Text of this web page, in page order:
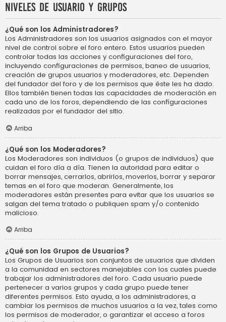
Niveles de usuario y grupos
¿Qué son los Administradores?
Los Administradores son los usuarios asignados con el mayor
nivel de control sobre el foro entero. Estos usuarios pueden
controlar todas las acciones y configuraciones del foro,
incluyendo configuraciones de permisos, baneo de usuarios,
creación de grupos usuarios y moderadores, etc. Dependen
del fundador del foro y de los permisos que éste les ha dado.
Ellos también tienen todas las capacidades de moderación en
cada uno de los foros, dependiendo de las configuraciones
realizadas por el fundador del sitio.
Arriba
¿Qué son los Moderadores?
Los Moderadores son individuos (o grupos de individuos) que
cuidan el foro día a día. Tienen la autoridad para editar o
borrar mensajes, cerrarlos, abrirlos, moverlos, borrar y separar
temas en el foro que moderan. Generalmente, los
moderadores están presentes para evitar que los usuarios se
salgan del tema tratado o publiquen spam y/o contenido
malicioso.
Arriba
¿Qué son los Grupos de Usuarios?
Los Grupos de Usuarios son conjuntos de usuarios que dividen
a la comunidad en sectores manejables con los cuales puede
trabajar los administradores del foro. Cada usuario puede
pertenecer a varios grupos y cada grupo puede tener
diferentes permisos. Esto ayuda, a los administradores, a
cambiar los permisos de muchos usuarios a la vez, tales como
los permisos de moderador, o garantizar el acceso a foros